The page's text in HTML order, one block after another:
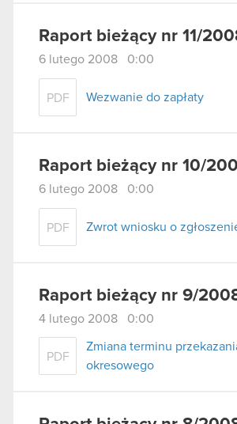
Raport bieżący nr 11/
6 lutego 2008 0:00
PDF Wezwanie do zapłaty
Raport bieżący nr 10/
6 lutego 2008 0:00
PDF Zwrot wniosku o
Raport bieżący nr 9/
4 lutego 2008 0:00
PDF
Zmiana terminu
okresowego